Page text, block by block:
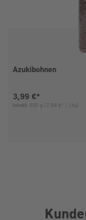
Azukibohnen
Aktueller Preis:
3,99 €*
Inhalt: 500 g (7,98 €* / 1kg)